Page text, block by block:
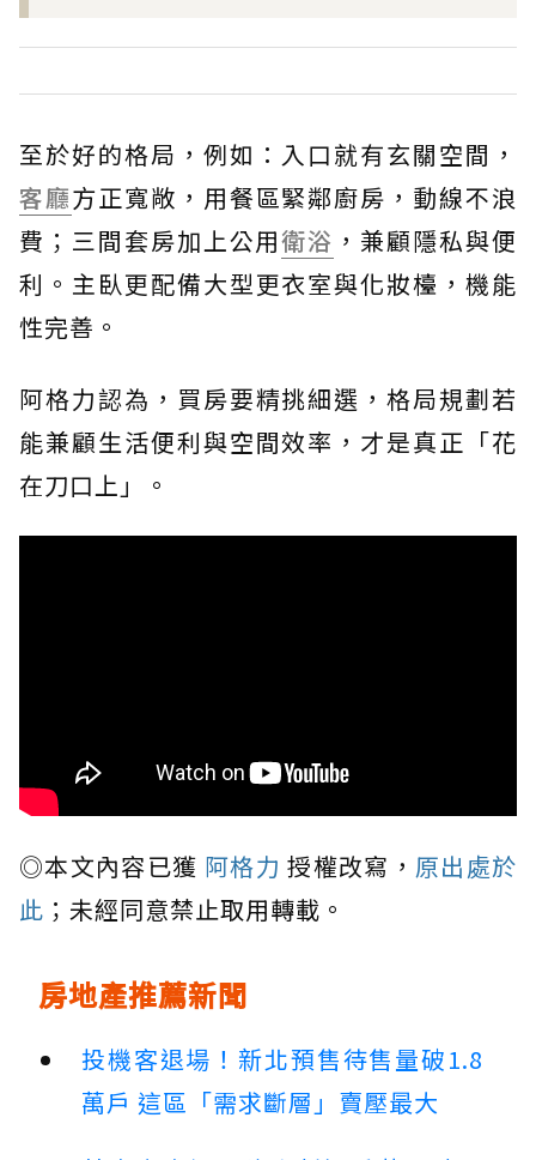
至於好的格局，例如：入口就有玄關空間，
客廳方正寬敞，用餐區緊鄰廚房，動線不浪
費；三間套房加上公用衛浴 ，兼顧隱私與便
利。主臥更配備大型更衣室與化妝檯，機能
性完善。
阿格力認為，買房要精挑細選，格局規劃若
能兼顧生活便利與空間效率，才是真正「花
在刀口上」。
◎本文內容已獲 阿格力授權改寫， 原出處於
此 ；未經同意禁止取用轉載。
房地產推薦新聞
投機客退場！新北預售待售量破1.8
萬戶 這區「需求斷層」賣壓最大